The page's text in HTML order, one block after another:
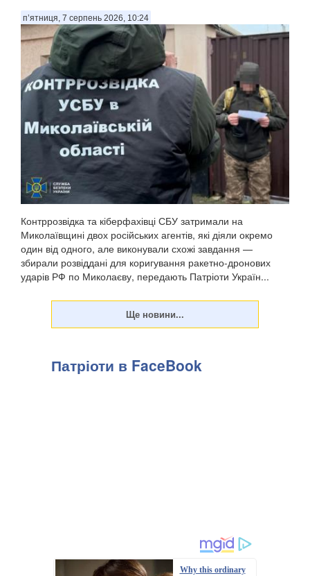
п’ятниця, 7 серпень 2026, 10:24
Контррозвідка та кіберфахівці СБУ затримали на
Миколаївщині двох російських агентів, які діяли окремо
один від одного, але виконували схожі завдання —
збирали розвіддані для коригування ракетно-дронових
ударів РФ по Миколаєву, передають Патріоти Україн...
Патріоти в FaceBook
Why this ordinary